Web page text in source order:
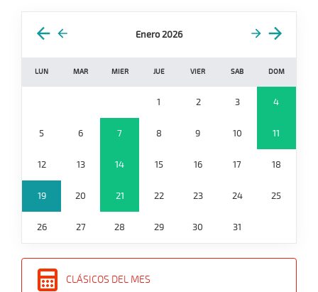
Enero 2026
LUN MAR MIER JUE VIER SAB DOM
1 2 3 4
5 6 7 8 9 10 11
12 13 14 15 16 17 18
19 20 21 22 23 24 25
26 27 28 29 30 31
CLÁSICOS DEL MES